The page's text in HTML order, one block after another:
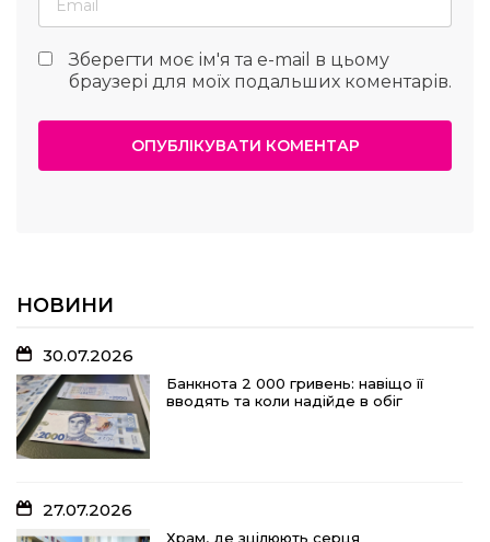
Зберегти моє ім'я та e-mail в цьому
браузері для моїх подальших коментарів.
НОВИНИ
30.07.2026
Банкнота 2 000 гривень: навіщо її
вводять та коли надійде в обіг
27.07.2026
Храм, де зцілюють серця